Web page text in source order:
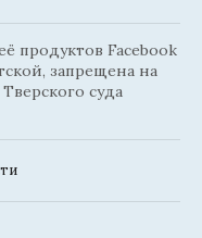
продуктов Facebook
запрещена на
суда